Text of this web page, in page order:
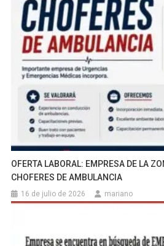
OFERTA LABORAL: EMPRESA DE LA
CHOFERES DE AMBULANCIA
16 de julio de 2026 mariano